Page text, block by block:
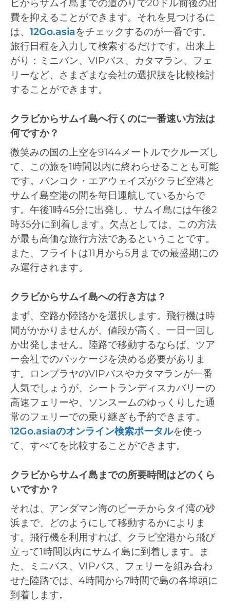
ビからサムイ島までの道のりで20ドル前後の出
費を抑えることができます。それを見つけるに
は、 12Go.asiaをチェックするのが一番です。
旅行日程を入力して検索するだけです。出来上
がり：ミニバン、VIPバス、カタマラン、フェ
リーなど、さまざまな会社の選択肢を比較検討
することができます。
クラビからサムイ島へ行くのに一番速い方法は
何ですか？
微笑みの国の上空を9144メートルでクルーズし
て、この旅を1時間以内に終わらせることも可能
です。バンコク・エアウェイズがクラビ空港と
サムイ島空港の間を毎日運航しているからで
す。午後1時45分に出発し、サムイ島には午後2
時35分に到着します。欠点としては、この方法
が最も高価な旅行方法であるということです。
また、フライトは11月から5月までの最盛期にの
み運行されます。
クラビからサムイ島への行き方は？
まず、空路か陸路かを選択します。飛行機は時
間がかかりませんが、値段が高く、一日一回し
か出発しません。陸路で移動するならば、ツア
ー会社でのパッケージを決める必要がありま
す。ロンプラヤのVIPバスやカタマランが一番
人気でしょうが、シートランディスカバリーの
高速フェリーや、ソンスームのゆっくりした通
常のフェリーでの乗り継ぎも予約できます。
12Go.asiaのオンライン検索ポータルを使っ
て、すべてを比較することができます。
クラビからサムイ島までの所要時間はどのくら
いですか？
それは、アンダマン海のビーチからタイ湾の砂
浜まで、どのようにして移動するかによりま
す。飛行機を利用すれば、クラビ空港から飛び
立って1時間以内にサムイ島に到着します。ま
た、ミニバス、VIPバス、フェリーを組み合わ
せた陸路では、4時間から7時間で島の各埠頭に
到着します。